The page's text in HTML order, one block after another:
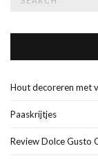
Hout decoreren met
Paaskrijtjes
Review Dolce Gusto